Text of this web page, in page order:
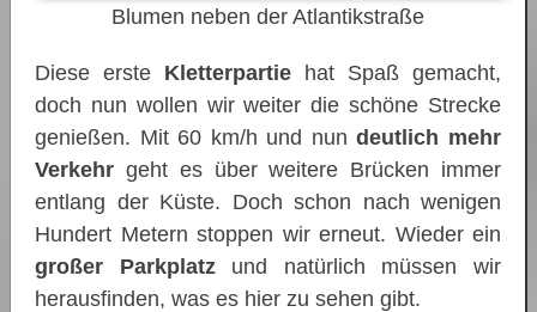
Blumen neben der Atlantikstraße
Diese erste Kletterpartie hat Spaß gemacht,
doch nun wollen wir weiter die schöne Strecke
genießen. Mit 60 km/h und nundeutlich mehr
Verkehr geht es über weitere Brücken immer
entlang der Küste. Doch schon nach wenigen
Hundert Metern stoppen wir erneut. Wieder ein
großer Parkplatzund natürlich müssen wir
herausfinden, was es hier zu sehen gibt.